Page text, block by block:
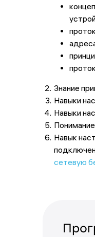
Знание
Навыки
Навыки
Навык
сетевую